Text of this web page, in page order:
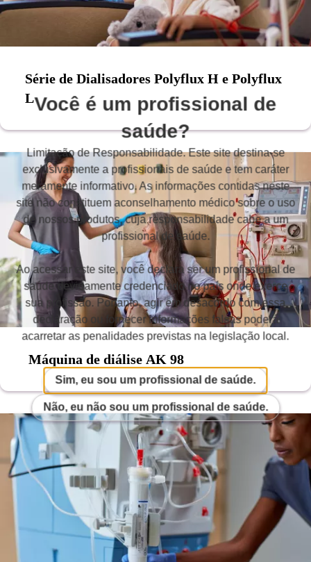
Série de Dialisadores Polyflux H e Polyflux
L
Máquina de diálise AK 98
Você é um profissional de
saúde?
Limitação de Responsabilidade. Este site destina-se
exclusivamente a profissionais de saúde e tem caráter
meramente informativo. As informações contidas neste
site não constituem aconselhamento médico sobre o uso
de nossos produtos, cuja responsabilidade cabe a um
profissional de saúde.
Ao acessar este site, você declara ser um profissional de
saúde devidamente credenciado no país onde exerce
sua profissão. Portanto, agir em desacordo com essa
declaração ou fornecer informações falsas poderá
acarretar as penalidades previstas na legislação local.
Sim, eu sou um profissional de saúde.
Não, eu não sou um profissional de saúde.